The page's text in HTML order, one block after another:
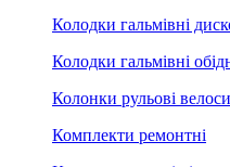
Колодки гальмівні
Колодки гальмівні
Колонки рульові
Комплекти ремонтні